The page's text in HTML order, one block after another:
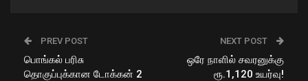
PREV POST
பொங்கல் பரிசு
தொகுப்புக்கான டோக்கன் 2
NEXT POST
ஒரே நாளில் சவரனுக்கு
ரூ.1,120 உயர்வு!